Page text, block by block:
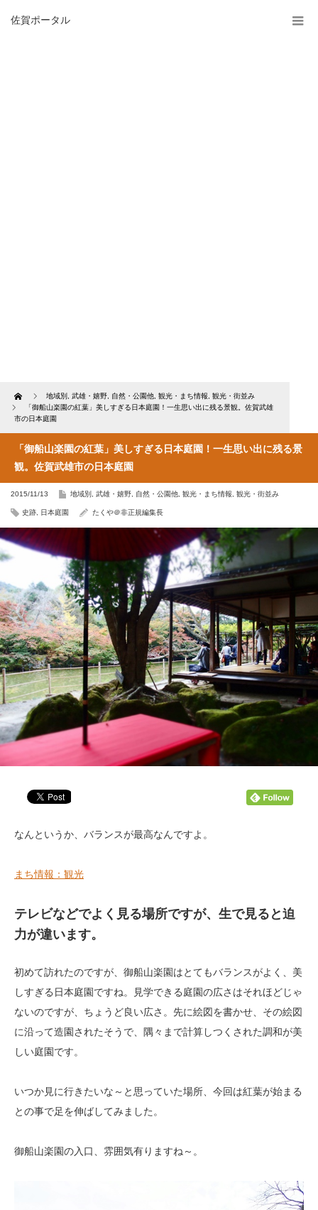
佐賀ポータル
Home 地域別 武雄・嬉野 自然・公園他 観光・まち情報
観光・街並み
「御船山楽園の紅葉」美しすぎる日本庭園！一生思い出に残る景観。佐賀武雄
市の日本庭園
「御船山楽園の紅葉」美しすぎる日本庭園！一生思い出に残る景
観。佐賀武雄市の日本庭園
2015/11/13 地域別 武雄・嬉野 自然・公園他 観光・まち情報 観光・街並み
史跡 日本庭園 たくや＠非正規編集長
なんというか、バランスが最高なんですよ。
まち情報：観光
テレビなどでよく見る場所ですが、生で見ると迫
力が違います。
初めて訪れたのですが、御船山楽園はとてもバランスがよく、美
しすぎる日本庭園ですね。見学できる庭園の広さはそれほどじゃ
ないのですが、ちょうど良い広さ。先に絵図を書かせ、その絵図
に沿って造園されたそうで、隅々まで計算しつくされた調和が美
しい庭園です。
いつか見に行きたいな～と思っていた場所、今回は紅葉が始まる
との事で足を伸ばしてみました。
御船山楽園の入口、雰囲気有りますね～。